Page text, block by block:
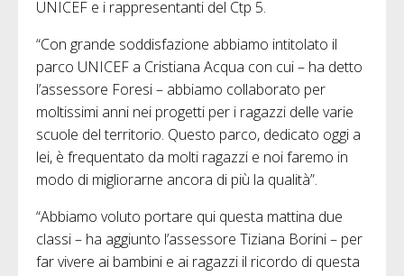
UNICEF e i rappresentanti del Ctp 5.
“Con grande soddisfazione abbiamo intitolato il
parco UNICEF a Cristiana Acqua con cui – ha detto
l’assessore Foresi – abbiamo collaborato per
moltissimi anni nei progetti per i ragazzi delle varie
scuole del territorio. Questo parco, dedicato oggi a
lei, è frequentato da molti ragazzi e noi faremo in
modo di migliorarne ancora di più la qualità”.
“Abbiamo voluto portare qui questa mattina due
classi – ha aggiunto l’assessore Tiziana Borini – per
far vivere ai bambini e ai ragazzi il ricordo di questa